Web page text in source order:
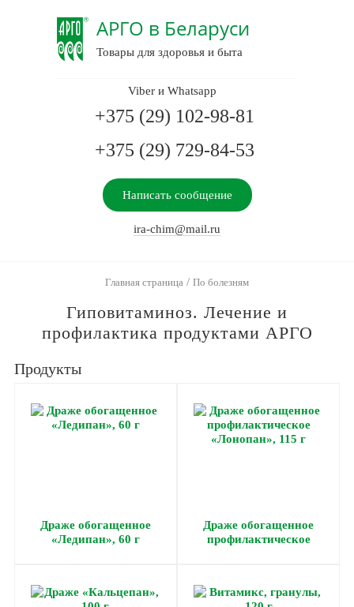
АРГО в Беларуси
Товары для здоровья и быта
Viber и Whatsapp
+375 (29) 102-98-81
+375 (29) 729-84-53
Написать сообщение
ira-chim@mail.ru
Главная страница / По болезням
Гиповитаминоз. Лечение и
профилактика продуктами АРГО
Продукты
Драже обогащенное
«Ледипан», 60 г
Драже обогащенное
профилактическое